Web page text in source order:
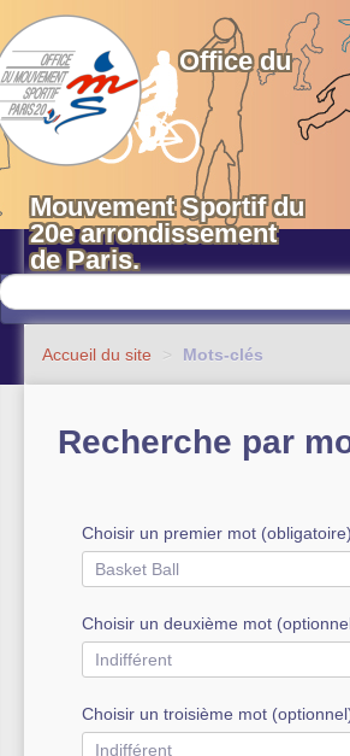
OMS 20
Office du
Mouvement Sportif du
20e arrondissement
de Paris.
Equipements sportifs municipaux
OMS 20
Actualités
Autre équipement sportif
Actualités des associations
Accueil du site > Mots-clés
Recherche par
Choisir un premier mot (obligatoire)
Choisir un deuxième mot
Choisir un troisième mot